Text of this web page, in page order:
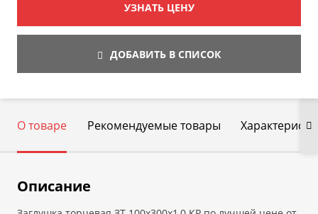
УЗНАТЬ ЦЕНУ
ДОБАВИТЬ В СПИСОК
О товаре Рекомендуемые товары
Описание